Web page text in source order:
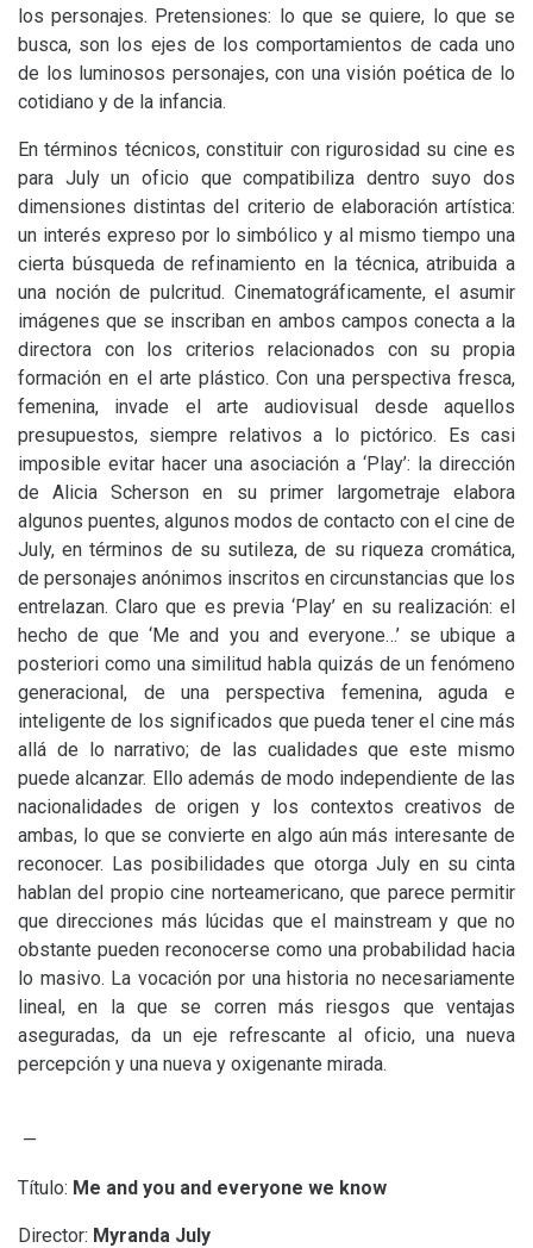
los personajes. Pretensiones: lo que se quiere, lo que se
busca, son los ejes de los comportamientos de cada uno
de los luminosos personajes, con una visión poética de lo
cotidiano y de la infancia.
En términos técnicos, constituir con rigurosidad su cine es
para July un oficio que compatibiliza dentro suyo dos
dimensiones distintas del criterio de elaboración artística:
un interés expreso por lo simbólico y al mismo tiempo una
cierta búsqueda de refinamiento en la técnica, atribuida a
una noción de pulcritud. Cinematográficamente, el asumir
imágenes que se inscriban en ambos campos conecta a la
directora con los criterios relacionados con su propia
formación en el arte plástico. Con una perspectiva fresca,
femenina, invade el arte audiovisual desde aquellos
presupuestos, siempre relativos a lo pictórico. Es casi
imposible evitar hacer una asociación a ‘Play’: la dirección
de Alicia Scherson en su primer largometraje elabora
algunos puentes, algunos modos de contacto con el cine de
July, en términos de su sutileza, de su riqueza cromática,
de personajes anónimos inscritos en circunstancias que los
entrelazan. Claro que es previa ‘Play’ en su realización: el
hecho de que ‘Me and you and everyone…’ se ubique a
posteriori como una similitud habla quizás de un fenómeno
generacional, de una perspectiva femenina, aguda e
inteligente de los significados que pueda tener el cine más
allá de lo narrativo; de las cualidades que este mismo
puede alcanzar. Ello además de modo independiente de las
nacionalidades de origen y los contextos creativos de
ambas, lo que se convierte en algo aún más interesante de
reconocer. Las posibilidades que otorga July en su cinta
hablan del propio cine norteamericano, que parece permitir
que direcciones más lúcidas que el mainstream y que no
obstante pueden reconocerse como una probabilidad hacia
lo masivo. La vocación por una historia no necesariamente
lineal, en la que se corren más riesgos que ventajas
aseguradas, da un eje refrescante al oficio, una nueva
percepción y una nueva y oxigenante mirada.
—
Título: Me and you and everyone we know
Director: Myranda July